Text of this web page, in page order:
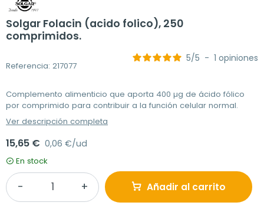
Solgar Folacin (acido folico), 250
comprimidos.
Referencia: 217077
5/5 - 1 opiniones
Complemento alimenticio que aporta 400 µg de ácido fólico
por comprimido para contribuir a la función celular normal.
Ver descripción completa
15,65 € 0,06 €/ud
En stock
Añadir al carrito